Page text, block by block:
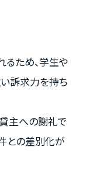
ため、学生や
訴求力を持ち
主への謝礼で
との差別化が